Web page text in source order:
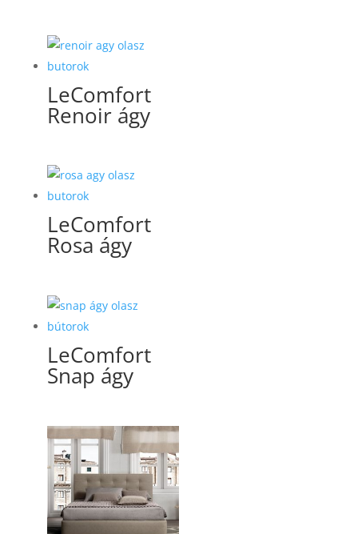
LeComfort
Renoir ágy
LeComfort
Rosa ágy
LeComfort
Snap ágy